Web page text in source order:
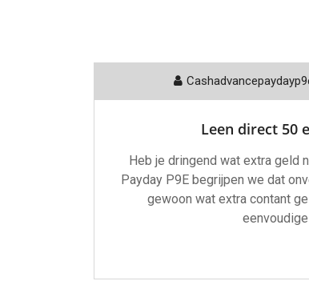
Leen direct 50
Heb je dringend wat extra geld
Payday P9E begrijpen we dat
gewoon wat extra contant